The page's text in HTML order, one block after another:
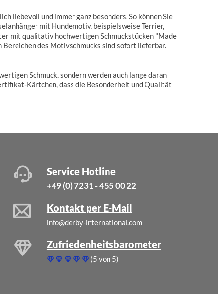
liebevoll und immer ganz besonders. So können Sie
mit Hundemotiv, beispielsweise Terrier,
mit qualitativ hochwertigen Schmuckstücken "Made
des Motivschmucks sind sofort lieferbar.
Schmuck, sondern werden auch lange daran
Kärtchen, dass die Besonderheit und Qualität
Service Hotline
+49 (0) 7231 - 455 00 22
Kontakt per E-Mail
info@derby-international.com
Zufriedenheitsbarometer
(5 von 5)